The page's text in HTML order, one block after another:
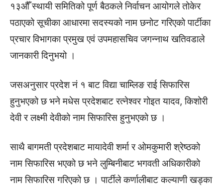
१३औँ स्थायी समितिको पूर्ण बैठकले निर्वाचन आयोगले तोकेर
पठाएको सूचीका आधारमा सदस्यको नाम छनोट गरिएको पार्टीका
प्रचार विभागका प्रमुख एवं उपमहासचिव जगन्नाथ खतिवडाले
जानकारी दिनुभयो ।
जसअनुसार प्रदेश नं १ बाट विद्या चाम्लिङ राई सिफारिस
हुनुभएको छ भने मधेस प्रदेशबाट रत्नेश्वर गोइत यादव, किशोरी
देवी र लक्ष्मी देवीको नाम सिफारिस हुनुभएको छ ।
साथै बागमती प्रदेशबाट मायादेवी शर्मा र ओमकुमारी श्रेष्ठको
नाम सिफारिस भएको छ भने लुम्बिनीबाट भगवती अधिकारीको
नाम सिफारिस गरिएको छ । पार्टीले कर्णालीबाट कल्याणी खड्का